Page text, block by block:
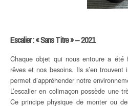
Escalier : « Sans Titre » – 2021
Chaque objet qui nous entoure a été
rêves et nos besoins. Ils s’en
permet d’appréhender notre
L’escalier en colimaçon possède une
Ce principe physique de monter ou